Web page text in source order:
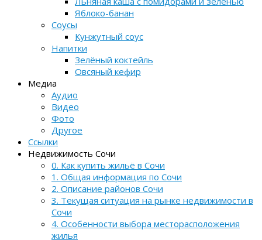
Яблоко-банан
Соусы
Кунжутный соус
Напитки
Зелёный коктейль
Овсяный кефир
Медиа
Аудио
Видео
Фото
Другое
Ссылки
Недвижимость Сочи
0. Как купить жильё в Сочи
1. Общая информация по Сочи
2. Описание районов Сочи
3. Текущая ситуация на рынке недвижимости в
Сочи
4. Особенности выбора месторасположения
жилья